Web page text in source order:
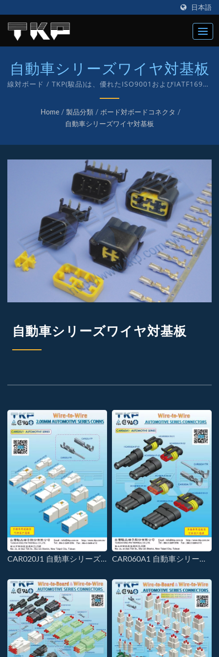
日本語
自動車シリーズワイヤ対基板
線対ボード / TKP(駿品)は、優れたISO9001およびIATF16949
のコネクタメーカーで、1987年に設立され、電子およびコン
ピュータ用のさまざまなコネクタの製造に「TKP」という独自
のブランドを持って取り組んでいます。
Home / 製品分類 / ボード対ボードコネクタ /
自動車シリーズワイヤ対基板
自動車シリーズワイヤ対基板
CAR020J1 自動車シリーズコネクタ CAR060A1 自動車シリーズコネクタ